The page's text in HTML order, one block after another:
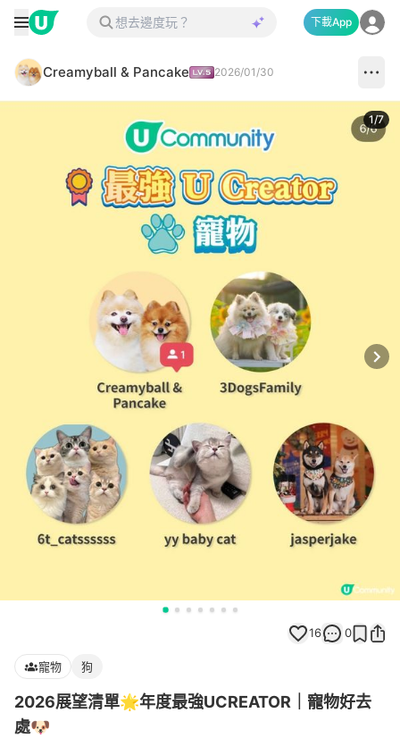
下載App
Creamyball & Pancake 2026/01/30
1/7
16 0
寵物 狗
2026展望清單🌟年度最強UCREATOR｜寵物好去
處🐶